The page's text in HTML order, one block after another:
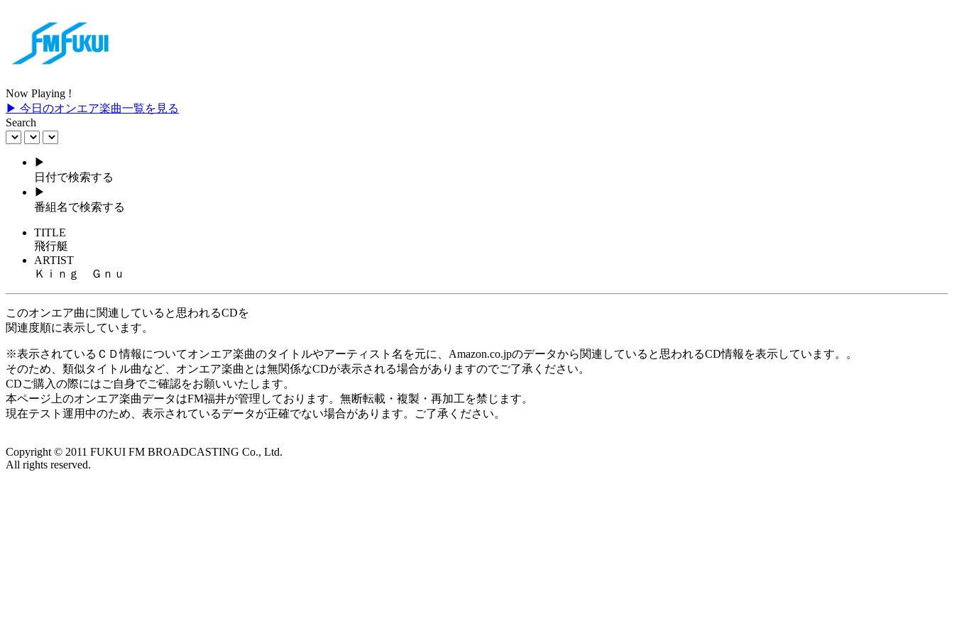
Now Playing !
▶ 今日のオンエア楽曲一覧を見る
Search
▶
日付で検索する
▶
番組名で検索する
TITLE
飛行艇
ARTIST
Ｋｉｎｇ Ｇｎｕ
このオンエア曲に関連していると思われるCDを
関連度順に表示しています。
※表示されているＣＤ情報についてオンエア楽曲のタイトルやアーティスト名を元に、Amazon.co.jpのデータから関連していると思われるCD情報を表示しています。。
そのため、類似タイトル曲など、オンエア楽曲とは無関係なCDが表示される場合がありますのでご了承ください。
CDご購入の際にはご自身でご確認をお願いいたします。
本ページ上のオンエア楽曲データはFM福井が管理しております。無断転載・複製・再加工を禁じます。
現在テスト運用中のため、表示されているデータが正確でない場合があります。ご了承ください。
Copyright © 2011 FUKUI FM BROADCASTING Co., Ltd.
All rights reserved.